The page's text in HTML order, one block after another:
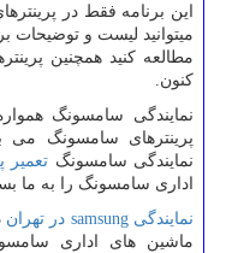
این برنامه فقط در
میتوانید لیست و توضیحات
مطالعه کنید همچنین
کنون.
نمایندگی سامسونگ
پرینترهای سامسونگ می
نمایندگی سامسونگ تعمیر
اداری سامسونگ را به ما
نمایندگیsamsung در تهران
ماشین های اداری